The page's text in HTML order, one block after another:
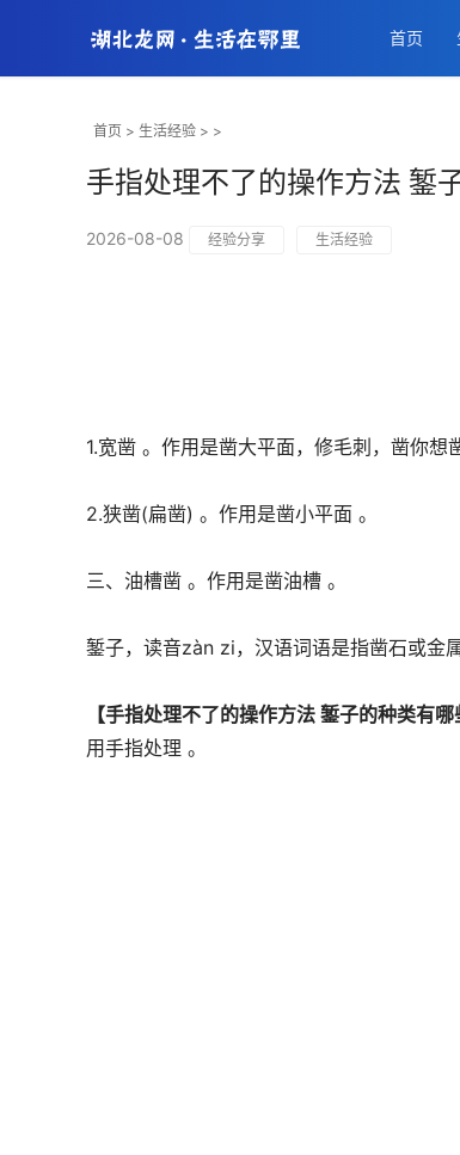
首页
首页 > 生活经验 > >
手指处理不了的操作方法 錾
2026-08-08 经验分享 生活经验
1.宽凿 。作用是凿大平面，修毛刺，凿你想
2.狭凿(扁凿) 。作用是凿小平面 。
三、油槽凿 。作用是凿油槽 。
錾子，读音zàn zi，汉语词语是指凿石或金
【手指处理不了的操作方法 錾子的种类有哪
用手指处理 。